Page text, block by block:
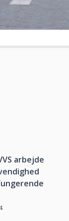
arbejde